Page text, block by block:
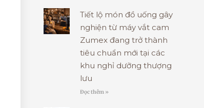
Tiết lộ món đồ uống gây
nghiện từ máy vắt cam
Zumex đang trở thành
tiêu chuẩn mới tại các
khu nghỉ dưỡng thượng
lưu
Đọc thêm »